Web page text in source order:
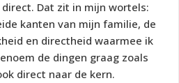
Dat zit in mijn wortels:
kanten van mijn familie, de
en directheid waarmee ik
de dingen graag zoals
direct naar de kern.